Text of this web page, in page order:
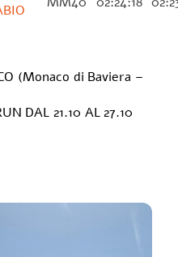
(Monaco di Baviera –
DAL 21.10 AL 27.10